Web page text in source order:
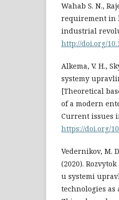
Wahab S. N.,
requirement in
industrial
http://doi.org/
Alkema, V. H.,
systemy
[Theoretical
of a modern
Current issues
https://doi.org/
Vedernikov, M.
(2020).
u systemi
technologies as